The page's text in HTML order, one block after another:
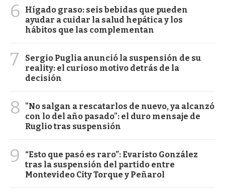
6
Hígado graso: seis bebidas que pueden
ayudar a cuidar la salud hepática y los
hábitos que las complementan
7
Sergio Puglia anunció la suspensión de su
reality: el curioso motivo detrás de la
decisión
8
"No salgan a rescatarlos de nuevo, ya alcanzó
con lo del año pasado": el duro mensaje de
Ruglio tras suspensión
9
“Esto que pasó es raro”: Evaristo González
tras la suspensión del partido entre
Montevideo City Torque y Peñarol